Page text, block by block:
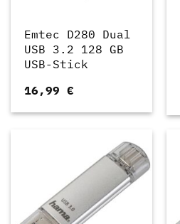
Emtec D280 Dual
USB 3.2 128 GB
USB-Stick
16,99€